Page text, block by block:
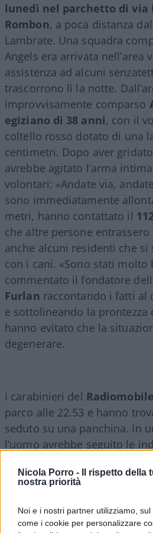
Nicola Porro -
Il rispetto della
nostra priorità
Noi e i nostri partner utilizziamo,
come i cookie per personalizzare
lunedì nel parchetto di via
Rombon, a poca distanza
Lambrate. Una squadra
Angels era arrivata nell’area
assistenza ad alcuni
trascorrono lì la notte.
improvvisamente comparso
egiziano di 38 anni, con il
coltello rosso dotato di una
centimetri. Dopo aver gridato
avrebbe agitato l’arma
volontari: «Andate via,
sono immediatamente
metri, hanno contattato il
che altre persone
anche alcuni residenti che si
con i cani. «Sono stati molto
commentato il fondatore
Furlan raccontando i fatti al
e sottolineando la prontezza
hanno evitato che la
degenerare.
I carabinieri del Radiomobile
parco alle 22.53 e hanno
seduto su una panchina. In
l’uomo avrebbe seguito le
Improvvisamente, però, si
pantaloni, dove custodiva il
sono riusciti a bloccarlo